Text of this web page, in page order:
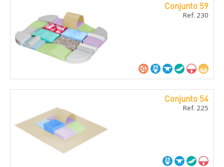
Conjunto 59
Ref. 230
Conjunto 54
Ref. 225